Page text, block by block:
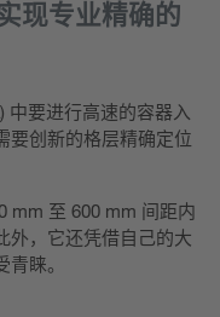
现专业精确的
中要进行高速的容器入
要创新的格层精确定位
mm 至 600 mm 间距内
外，它还凭借自己的大
睐。